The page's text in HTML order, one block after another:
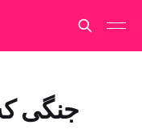
جنگی